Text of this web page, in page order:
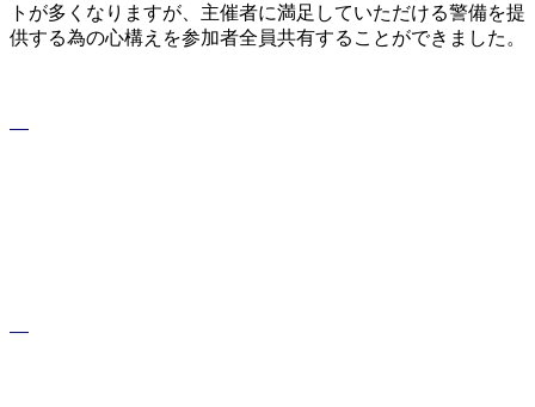
トが多くなりますが、主催者に満足していただける警備を提
供する為の心構えを参加者全員共有することができました。